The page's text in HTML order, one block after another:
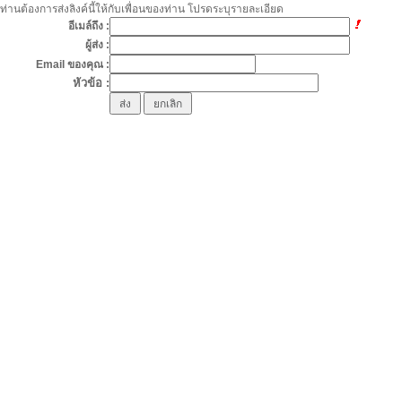
ท่านต้องการส่งลิงค์นี้ให้กับเพื่อนของท่าน โปรดระบุรายละเอียด
อีเมล์ถึง :
ผู้ส่ง :
Email ของคุณ :
หัวข้อ :